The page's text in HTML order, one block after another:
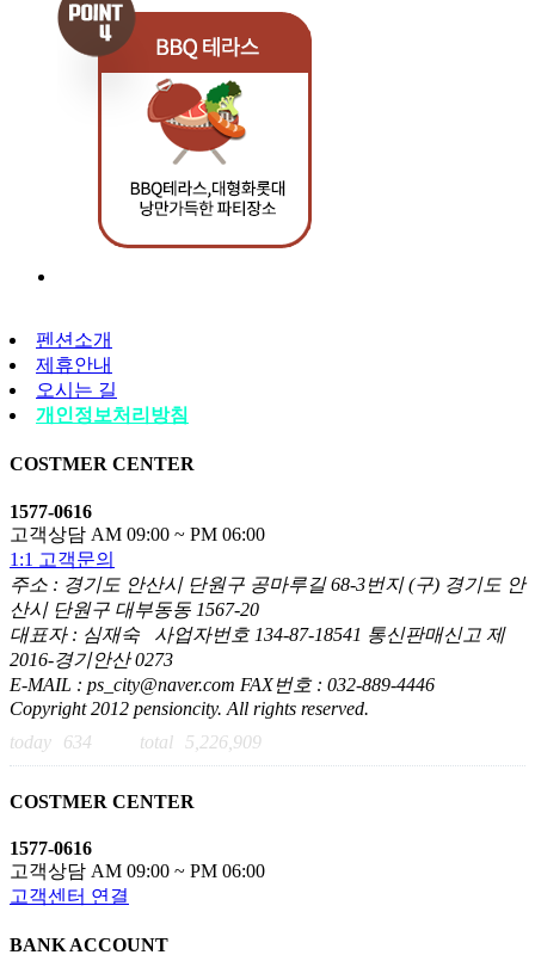
펜션소개
제휴안내
오시는 길
개인정보처리방침
COSTMER CENTER
1577-0616
고객상담 AM 09:00 ~ PM 06:00
1:1 고객문의
주소 : 경기도 안산시 단원구 공마루길 68-3번지 (구) 경기도 안
산시 단원구 대부동동 1567-20
대표자 : 심재숙 사업자번호 134-87-18541 통신판매신고 제
2016-경기안산 0273
E-MAIL : ps_city@naver.com FAX번호 : 032-889-4446
Copyright 2012 pensioncity. All rights reserved.
today
634 total 5,226,909
COSTMER CENTER
1577-0616
고객상담 AM 09:00 ~ PM 06:00
고객센터 연결
BANK ACCOUNT